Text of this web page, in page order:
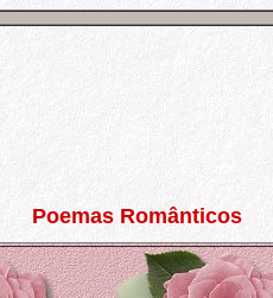
Poemas Românticos